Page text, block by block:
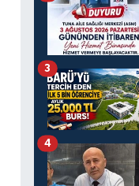
3
4